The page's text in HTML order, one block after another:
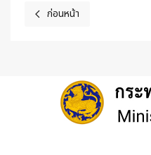
เนื้อหาก่อนหน้า: ประกาศ เรื่อ
ก่อนหน้า